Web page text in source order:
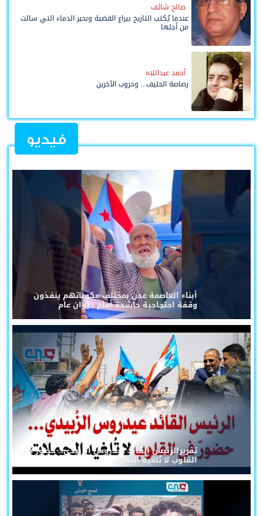
صالح شائف
عندما يُكتب التاريخ بيراع القضية وبحبر الدماء التي سالت
من أجلها
أحمد عبداللاه
رصاصة الحليف... وحروب الآخرين
فيديو
أبناء العاصمة عدن بمختلف مكوناتهم ينفذون
وقفة احتجاجية حاشدة أمام ديوان عام
تقريرالرئيس القائد عيدروس الزُبيدي... حضورٌ في
القلوب لا تُلغيه الحملات